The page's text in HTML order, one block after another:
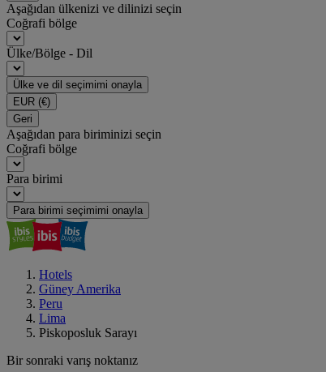
Aşağıdan ülkenizi ve dilinizi seçin
Coğrafi bölge
Ülke/Bölge - Dil
Ülke ve dil seçimimi onayla
EUR (€)
Geri
Aşağıdan para biriminizi seçin
Coğrafi bölge
Para birimi
Para birimi seçimimi onayla
Hotels
Güney Amerika
Peru
Lima
Piskoposluk Sarayı
Bir sonraki varış noktanız